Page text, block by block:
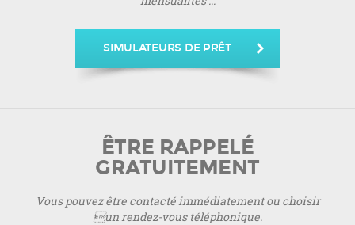
SIMULATEURS DE PRÊT
ÊTRE RAPPELÉ
GRATUITEMENT
Vous pouvez être contacté immédiatement ou choisir
un rendez-vous téléphonique.